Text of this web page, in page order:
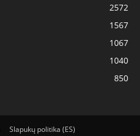
2572
1567
1067
1040
850
Slapukų politika (ES)